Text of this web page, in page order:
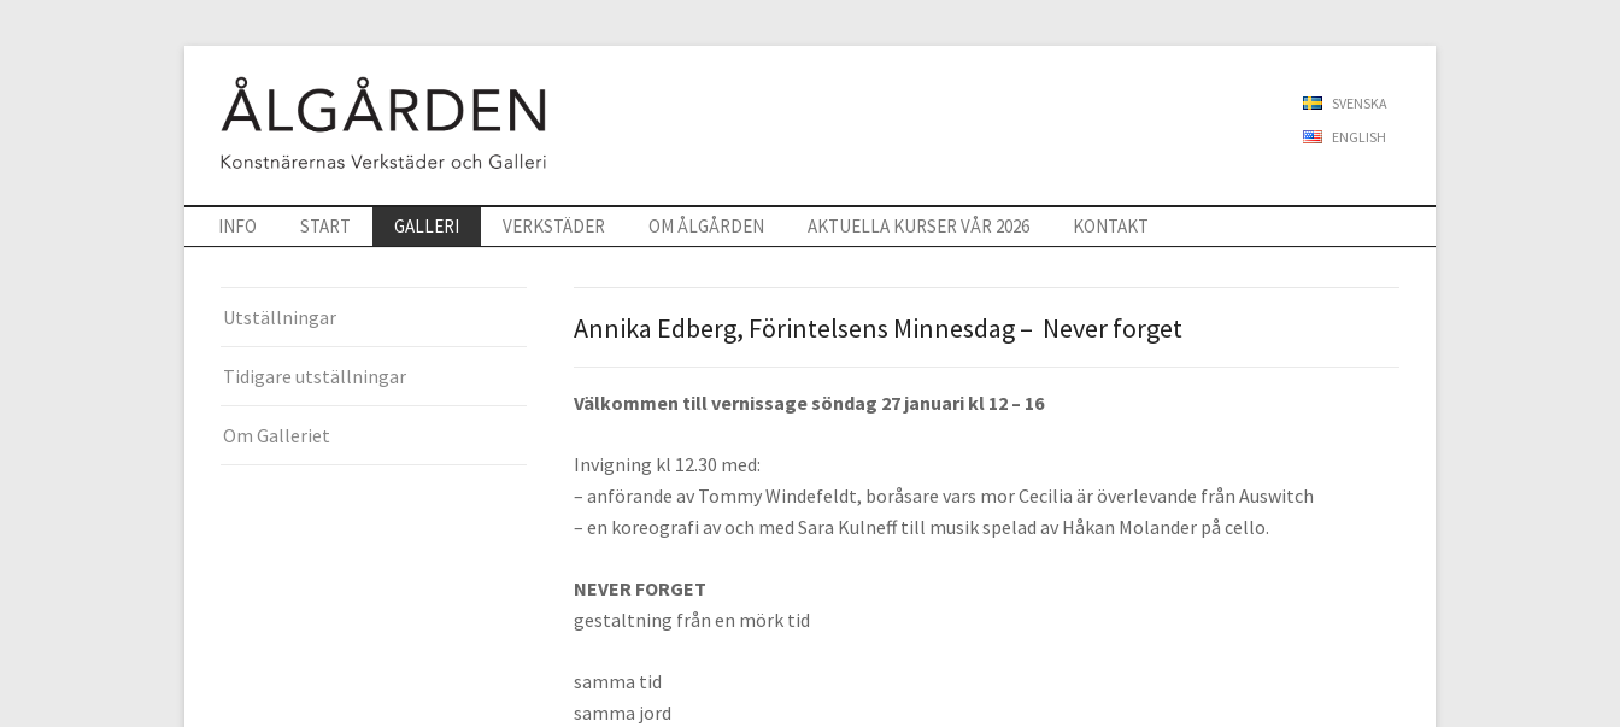
SVENSKA
ENGLISH
INFO START GALLERI VERKSTÄDER OM ÅLGÅRDEN AKTUELLA KURSER VÅR 2026 KONTAKT
Annika Edberg, Förintelsens Minnesdag – Never forget
Välkommen till vernissage söndag 27 januari kl 12 – 16
Invigning kl 12.30 med:
– anförande av Tommy Windefeldt, boråsare vars mor Cecilia är överlevande från Auswitch
– en koreografi av och med Sara Kulneff till musik spelad av Håkan Molander på cello.
NEVER FORGET
gestaltning från en mörk tid
samma tid
samma jord
Utställningar
Tidigare utställningar
Om Galleriet